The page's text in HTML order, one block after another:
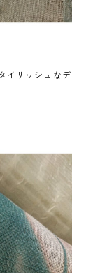
イリッシュなデ